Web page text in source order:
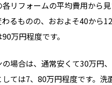
リフォームの平均費用から
わるものの、おおよそ40から
万円程度です。
の場合は、通常安くて30万円
ては7、80万円程度です。